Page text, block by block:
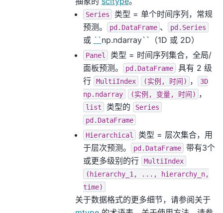
Series
类型 = 单个时间序列，常规
预测。
pd.DataFrame 、 pd.Series
或 ``np.ndarray``（1D 或 2D）
Panel
类型 = 时间序列集合，全局/
面板预测。
pd.DataFrame
具有 2 级
行
MultiIndex (实例, 时间) ，
3D
np.ndarray
(实例, 变量, 时间) ，
list 类型的
Series
pd.DataFrame
Hierarchical
类型 = 层次集合，用
于层次预测。
pd.DataFrame
带有3个
或更多级别的行
MultiIndex
(hierarchy_1,
...,
hierarchy_n,
time)
关于数据格式的更多细节，请参阅关于